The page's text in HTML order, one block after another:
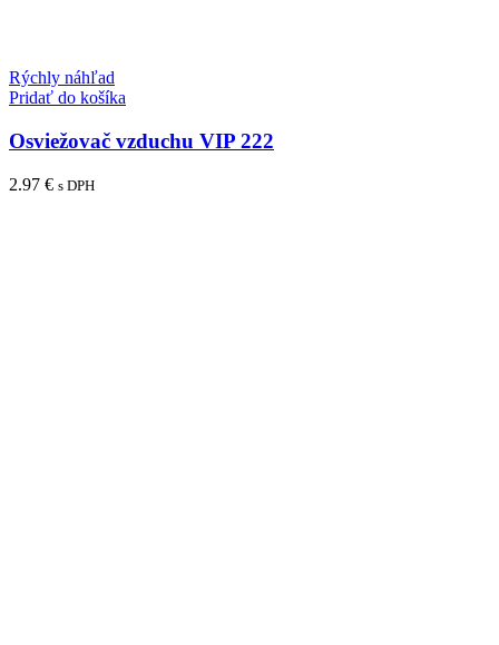
Rýchly náhľad
Pridať do košíka
Osviežovač vzduchu VIP 222
2.97 € s DPH